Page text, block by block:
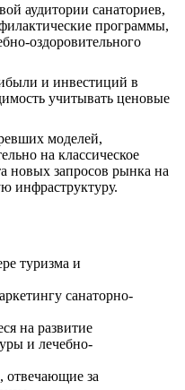
аудитории санаториев,
программы,
оздоровительного
и инвестиций в
учитывать ценовые
моделей,
на классическое
новых запросов рынка на
инфраструктуру.
туризма и
санаторно-
на развитие
и лечебно-
отвечающие за